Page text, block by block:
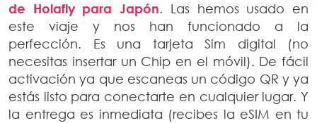
de Holafly para Japón. Las hemos usado en
este viaje y nos han funcionado a la
perfección. Es una tarjeta Sim digital (no
necesitas insertar un Chip en el móvil). De fácil
activación ya que escaneas un código QR y ya
estás listo para conectarte en cualquier lugar. Y
la entrega es inmediata (recibes la eSIM en tu